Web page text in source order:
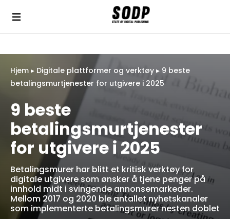
Hjem ▸ Digitale plattformer og verktøy ▸ 9 beste
betalingsmurtjenester for utgivere i 2025
9 beste
betalingsmurtjenester
for utgivere i 2025
Betalingsmurer har blitt et kritisk verktøy for
digitale utgivere som ønsker å tjene penger på
innhold midt i svingende annonsemarkeder.
Mellom 2017 og 2020 ble antallet nyhetskanaler
som implementerte betalingsmurer nesten doblet